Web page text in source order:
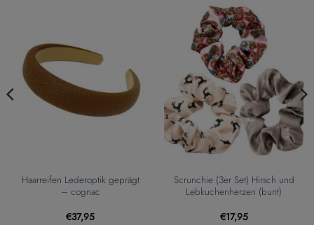
Haarreifen Lederoptik geprägt
– cognac
€37,95
Scrunchie (3er Set) Hirsch und
Lebkuchenherzen (bunt)
€17,95